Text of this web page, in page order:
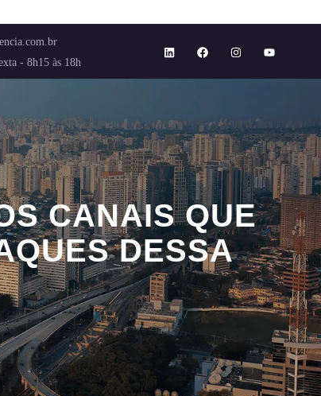
- 8h15 às 18h
CANAIS QUE
DESSA
DESSA QUINTA-FEIRA (17).